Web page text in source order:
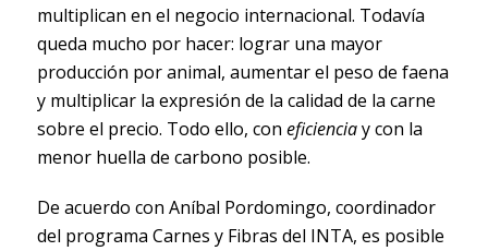
multiplican en el negocio internacional. Todavía
queda mucho por hacer: lograr una mayor
producción por animal, aumentar el peso de faena
y multiplicar la expresión de la calidad de la carne
sobre el precio. Todo ello, con eficienciay con la
menor huella de carbono posible.
De acuerdo con Aníbal Pordomingo, coordinador
del programa Carnes y Fibras del INTA, es posible